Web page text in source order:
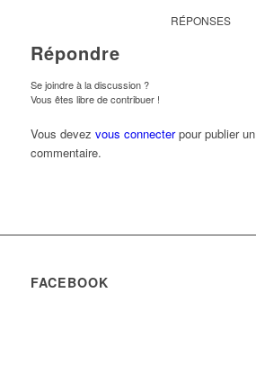
RÉPONSES
Répondre
Se joindre à la discussion ?
Vous êtes libre de contribuer !
Vous devez vous connecterpour publier un
commentaire.
FACEBOOK